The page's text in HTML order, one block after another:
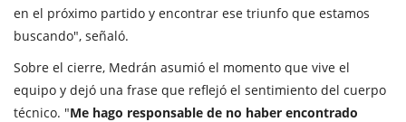
en el próximo partido y encontrar ese triunfo que estamos
buscando", señaló.
Sobre el cierre, Medrán asumió el momento que vive el
equipo y dejó una frase que reflejó el sentimiento del cuerpo
técnico. "Me hago responsable de no haber encontrado